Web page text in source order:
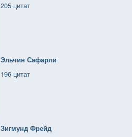
205 цитат
Эльчин Сафарли
196 цитат
Зигмунд Фрейд